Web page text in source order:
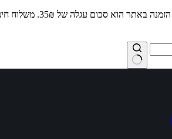
הוא סכום עגלה של 35₪. משלוח חינם מעל 250₪